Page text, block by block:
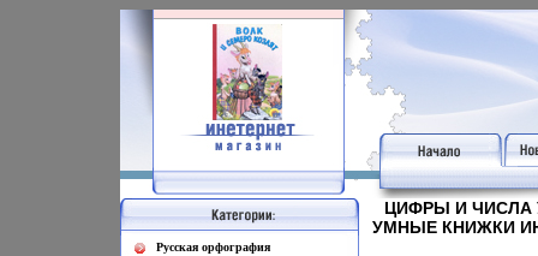
Русская орфография
ЦИФРЫ И ЧИСЛА
УМНЫЕ КНИЖКИ